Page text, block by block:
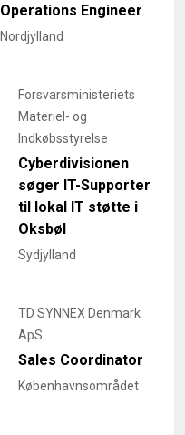
Operations Engineer
Nordjylland
Forsvarsministeriets
Materiel- og
Indkøbsstyrelse
Cyberdivisionen
søger IT-Supporter
til lokal IT støtte i
Oksbøl
Sydjylland
TD SYNNEX Denmark
ApS
Sales Coordinator
Københavnsområdet